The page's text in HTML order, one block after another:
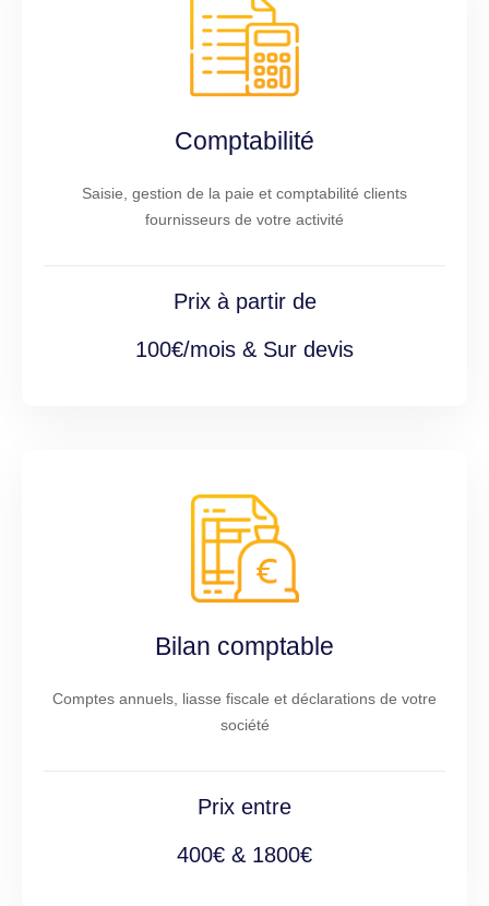
Comptabilité
Saisie, gestion de la paie et comptabilité clients
fournisseurs de votre activité
Prix à partir de
100€/mois & Sur devis
Bilan comptable
Comptes annuels, liasse fiscale et déclarations de votre
société
Prix entre
400€ & 1800€